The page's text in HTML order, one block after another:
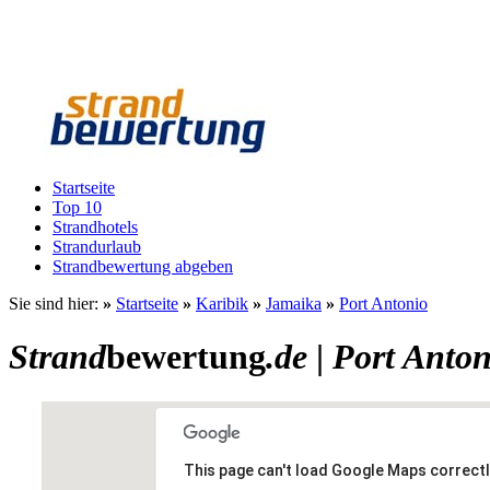
Startseite
Top 10
Strandhotels
Strandurlaub
Strandbewertung abgeben
Sie sind hier: » Startseite » Karibik » Jamaika » Port Antonio
Strandbewertung.de | Port
This page can't load Google Maps